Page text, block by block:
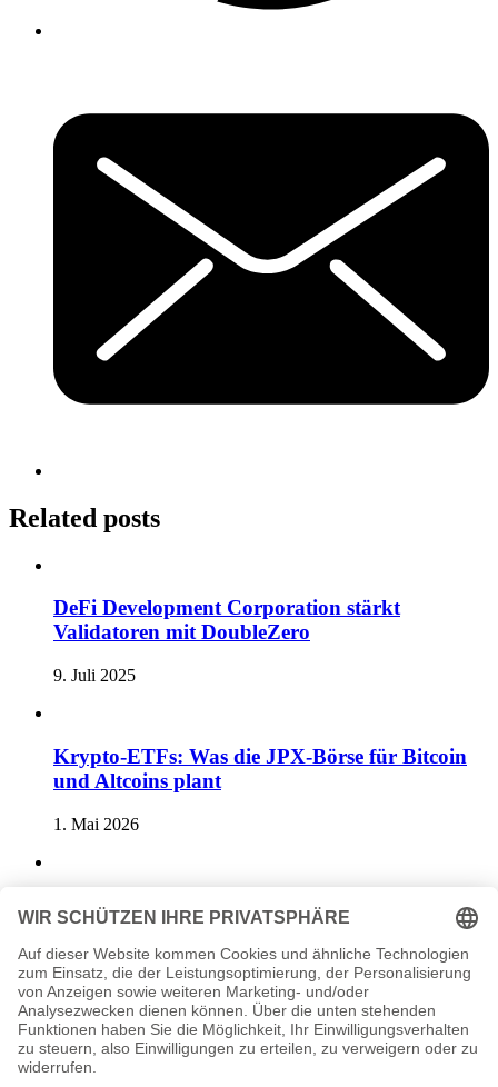
Related posts
DeFi Development Corporation stärkt
Validatoren mit DoubleZero
9. Juli 2025
Krypto-ETFs: Was die JPX-Börse für Bitcoin
und Altcoins plant
1. Mai 2026
KI-Agenten DeFi: Eine neue Bedrohung durch
KI-basierte Exploits?
20. Mai 2026
Previous post
Ethereum Preisprognose: ETH springt um 8% nach ETF-Zuflüssen